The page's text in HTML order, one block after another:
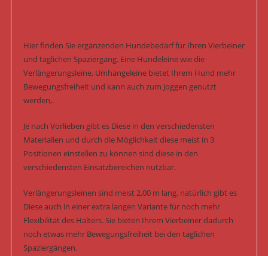
Hier finden Sie ergänzenden Hundebedarf für Ihren Vierbeiner
und täglichen Spaziergang. Eine Hundeleine wie die
Verlängerungsleine, Umhängeleine bietet Ihrem Hund mehr
Bewegungsfreiheit und kann auch zum Joggen genutzt
werden,.
Je nach Vorlieben gibt es Diese in den verschiedensten
Materialien und durch die Möglichkeit diese meist in 3
Positionen einstellen zu können sind diese in den
verschiedensten Einsatzbereichen nutzbar.
Verlängerungsleinen sind meist 2,00 m lang, natürlich gibt es
Diese auch in einer extra langen Variante für noch mehr
Flexibilität des Halters. Sie bieten Ihrem Vierbeiner dadurch
noch etwas mehr Bewegungsfreiheit bei den täglichen
Spaziergängen.